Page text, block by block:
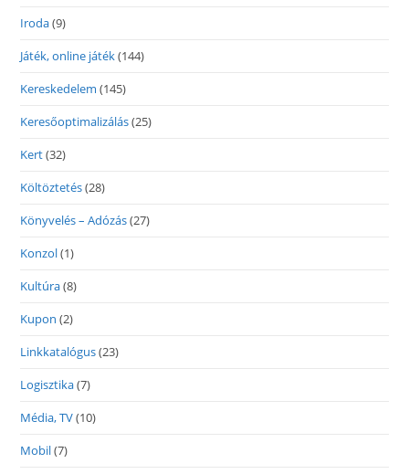
Iroda(9)
Játék, online játék(144)
Kereskedelem (145)
Keresőoptimalizálás(25)
Kert(32)
Költöztetés(28)
Könyvelés – Adózás(27)
Konzol(1)
Kultúra(8)
Kupon (2)
Linkkatalógus(23)
Logisztika(7)
Média, TV(10)
Mobil(7)